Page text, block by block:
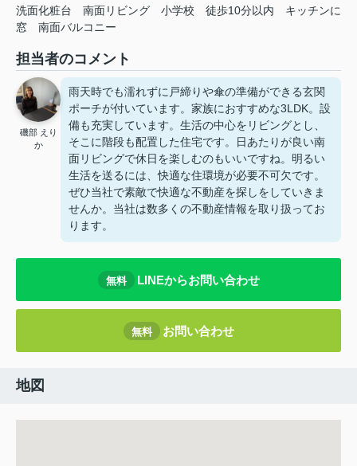
洗面化粧台 南面リビング 小学校 徒歩10分以内
キッチンに
窓
南面バルコニー
担当者のコメント
磯部 えり
か
雨天時でも濡れずに戸締りや傘の準備ができる玄関
ポーチが付いています。家族におすすめな3LDK。設
備も充実しています。生活の中心をリビングとし、
そこに階段も配置した住宅です。日あたりが良い南
面リビングで休日を楽しむのもいいですね。明るい
生活を送るには、快適な住環境が必要不可欠です。
ぜひ当社で素敵で快適な不動産を探しをしていきま
せんか。当社は数多くの不動産情報を取り扱ってお
ります。
無料 LINEからお問い合わせ
無料 お問い合わせ
地図